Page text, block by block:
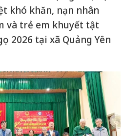
khó khăn, nạn nhân
và trẻ em khuyết tật
2026 tại xã Quảng Yên